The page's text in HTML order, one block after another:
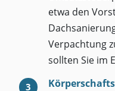
etwa den
Verpachtung
sollten Sie im